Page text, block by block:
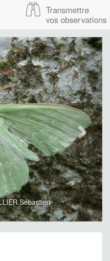
Transmettre
vos observations
Sébastien